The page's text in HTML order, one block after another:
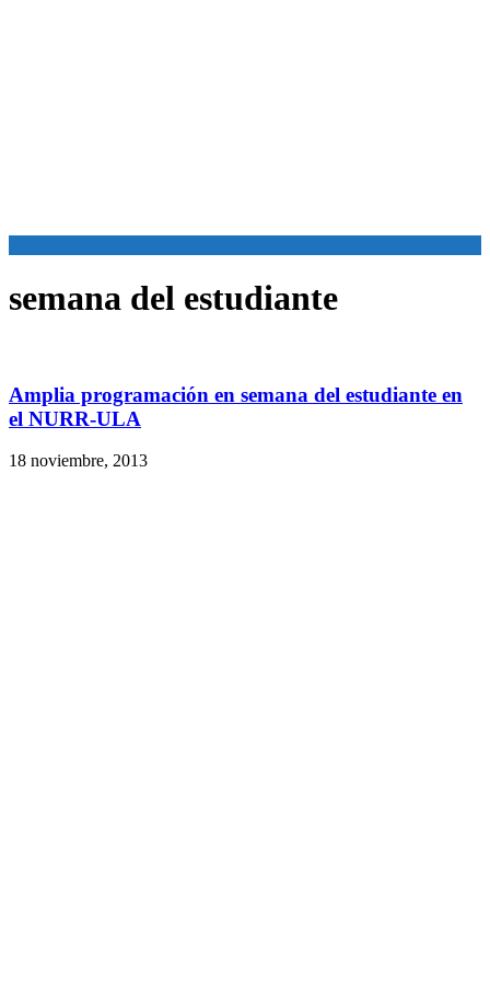
semana del estudiante
Amplia programación en semana del estudiante en
el NURR-ULA
18 noviembre, 2013